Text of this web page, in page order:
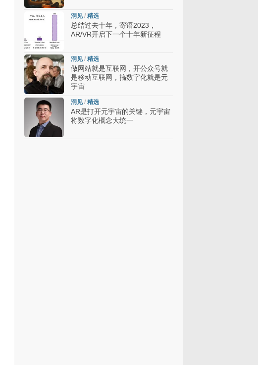
洞见/ 精选
总结过去十年，寄语2023，
AR/VR开启下一个十年新征程
洞见/ 精选
做网站就是互联网，开公众号就
是移动互联网，搞数字化就是元
宇宙
洞见/ 精选
AR是打开元宇宙的关键，元宇宙
将数字化概念大统一